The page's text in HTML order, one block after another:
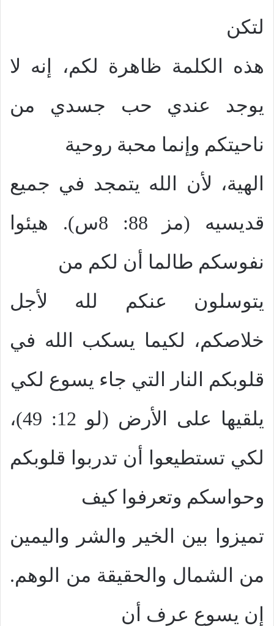
لتكن
هذه الكلمة ظاهرة لكم، إنه لا
يوجد عندي حب جسدي من
ناحيتكم وإنما محبة روحية
الهية، لأن الله يتمجد في جميع
قديسيه (مز 88: 8س). هيئوا
نفوسكم طالما أن لكم من
يتوسلون عنكم لله لأجل
خلاصكم، لكيما يسكب الله في
قلوبكم النار التي جاء يسوع لكي
يلقيها على الأرض (لو 12: 49)،
لكي تستطيعوا أن تدربوا قلوبكم
وحواسكم وتعرفوا كيف
تميزوا بين الخير والشر واليمين
من الشمال والحقيقة من الوهم.
إن يسوع عرف أن